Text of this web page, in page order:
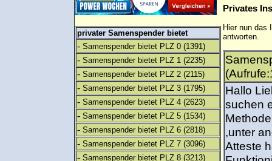
privater Samenspender bietet
- Samenspender bietet PLZ 0 (1391)
- Samenspender bietet PLZ 1 (2235)
- Samenspender bietet PLZ 2 (2115)
- Samenspender bietet PLZ 3 (1795)
- Samenspender bietet PLZ 4 (2623)
- Samenspender bietet PLZ 5 (1534)
- Samenspender bietet PLZ 6 (2818)
- Samenspender bietet PLZ 7 (3096)
- Samenspender bietet PLZ 8 (3213)
Privates
Hier nun das
antworten.
Hallo
suchen
,unter
Atteste